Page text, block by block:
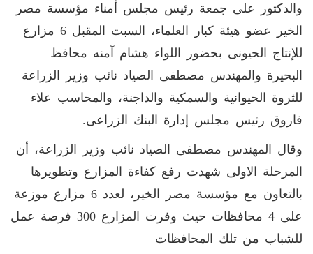
والدكتور على جمعة رئيس مجلس أمناء مؤسسة مصر
الخير عضو هيئة كبار العلماء، السبت المقبل 6 مزارع
للإنتاج الحيونى بحضور اللواء هشام آمنه محافظ
البحيرة والمهندس مصطفى الصياد نائب وزير الزراعة
للثروة الحيوانية والسمكية والداجنة، والمحاسب علاء
فاروق رئيس مجلس إدارة البنك الزراعى.
وقال المهندس مصطفى الصياد نائب وزير الزراعة، أن
المرحلة الاولى شهدت رفع كفاءة المزارع وتطويرها
بالتعاون مع مؤسسة مصر الخير، لعدد 6 مزارع موزعة
على 4 محافظات حيث وفرت المزارع 300 فرصة عمل
للشباب من تلك المحافظات